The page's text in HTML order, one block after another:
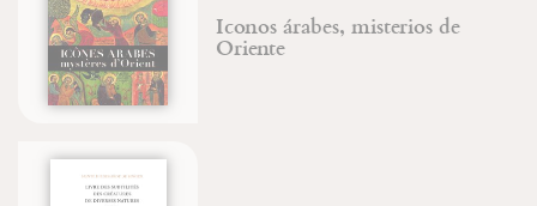
Iconos árabes, misterios de
Oriente